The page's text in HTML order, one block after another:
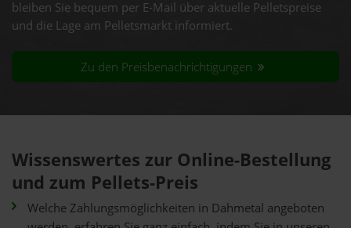
bleiben Sie bequem per E-Mail über aktuelle Pelletspreise
und die Lage am Pelletsmarkt informiert.
Zu den Preisbenachrichtigungen
Wissenswertes zur Online-Bestellung
und zum Pellets-Preis
Welche Zahlungsmöglichkeiten in Dahmetal angeboten